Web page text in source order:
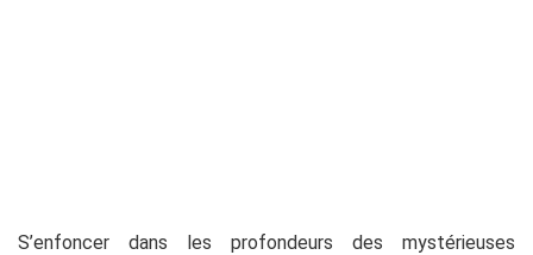
S’enfoncer dans les profondeurs des mystérieuses